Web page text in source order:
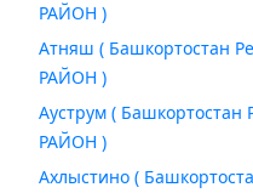
РАЙОН )
Атняш ( Башкортостан
РАЙОН )
Ауструм (
РАЙОН )
Ахлыстино (